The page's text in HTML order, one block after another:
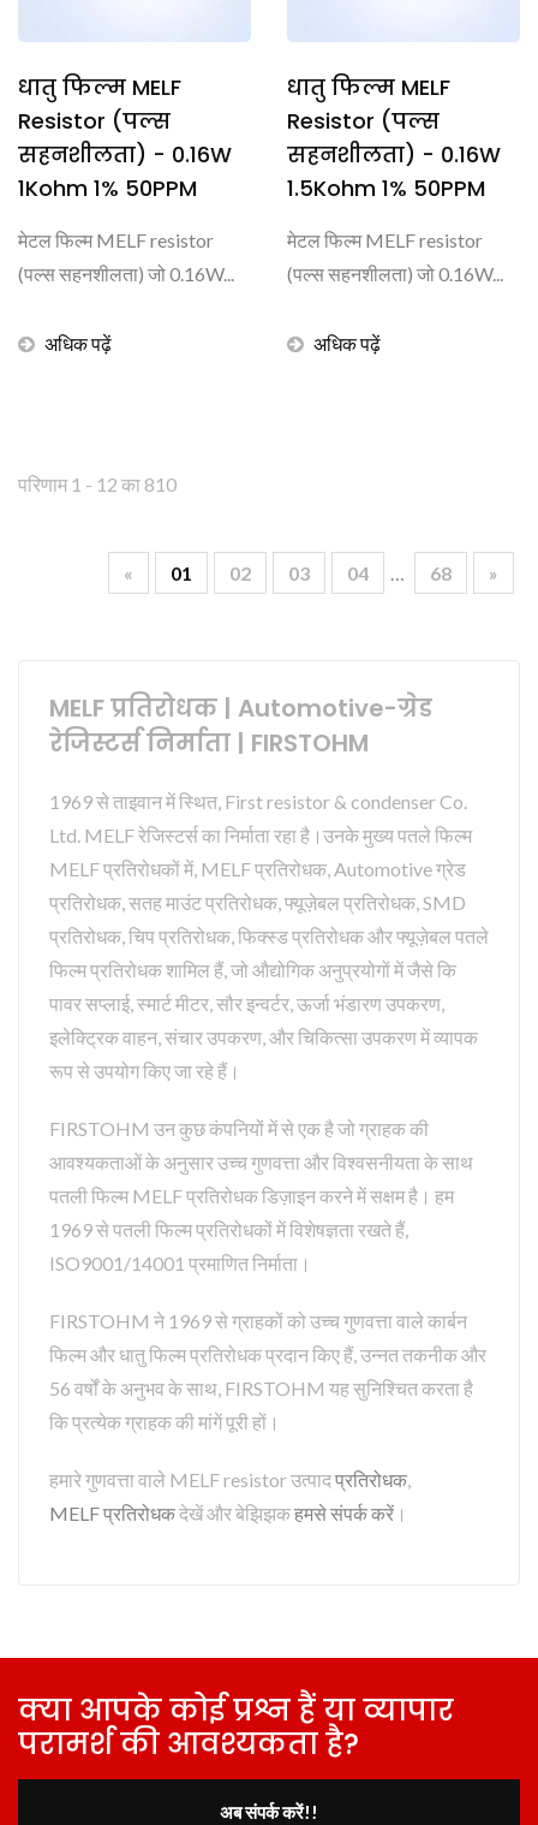
धातु फिल्म MELF
Resistor (पल्स
सहनशीलता) - 0.16W
1Kohm 1% 50PPM
मेटल फिल्म MELF resistor
(पल्स सहनशीलता) जो 0.16W...
अधिक पढ़ें
धातु फिल्म MELF
Resistor (पल्स
सहनशीलता) - 0.16W
1.5Kohm 1% 50PPM
मेटल फिल्म MELF resistor
(पल्स सहनशीलता) जो 0.16W...
अधिक पढ़ें
परिणाम 1 - 12 का 810
« 01 02 03 04 … 68 »
MELF प्रतिरोधक | Automotive-ग्रेड
रेजिस्टर्स निर्माता | FIRSTOHM
1969 से ताइवान में स्थित, First resistor & condenser Co.
Ltd. MELF रेजिस्टर्स का निर्माता रहा है।उनके मुख्य पतले फिल्म
MELF प्रतिरोधकों में, MELF प्रतिरोधक, Automotive ग्रेड
प्रतिरोधक, सतह माउंट प्रतिरोधक, फ्यूज़ेबल प्रतिरोधक, SMD
प्रतिरोधक, चिप प्रतिरोधक, फिक्स्ड प्रतिरोधक और फ्यूज़ेबल पतले
फिल्म प्रतिरोधक शामिल हैं, जो औद्योगिक अनुप्रयोगों में जैसे कि
पावर सप्लाई, स्मार्ट मीटर, सौर इन्वर्टर, ऊर्जा भंडारण उपकरण,
इलेक्ट्रिक वाहन, संचार उपकरण, और चिकित्सा उपकरण में व्यापक
रूप से उपयोग किए जा रहे हैं।
FIRSTOHM उन कुछ कंपनियों में से एक है जो ग्राहक की
आवश्यकताओं के अनुसार उच्च गुणवत्ता और विश्वसनीयता के साथ
पतली फिल्म MELF प्रतिरोधक डिज़ाइन करने में सक्षम है। हम
1969 से पतली फिल्म प्रतिरोधकों में विशेषज्ञता रखते हैं,
ISO9001/14001 प्रमाणित निर्माता।
FIRSTOHM ने 1969 से ग्राहकों को उच्च गुणवत्ता वाले कार्बन
फिल्म और धातु फिल्म प्रतिरोधक प्रदान किए हैं, उन्नत तकनीक और
56 वर्षों के अनुभव के साथ, FIRSTOHM यह सुनिश्चित करता है
कि प्रत्येक ग्राहक की मांगें पूरी हों।
हमारे गुणवत्ता वाले MELF resistor उत्पादप्रतिरोधक,
MELF प्रतिरोधकदेखें और बेझिझकहमसे संपर्क करें ।
क्या आपके कोई प्रश्न हैं या व्यापार
परामर्श की आवश्यकता है?
अब संपर्क करें!!